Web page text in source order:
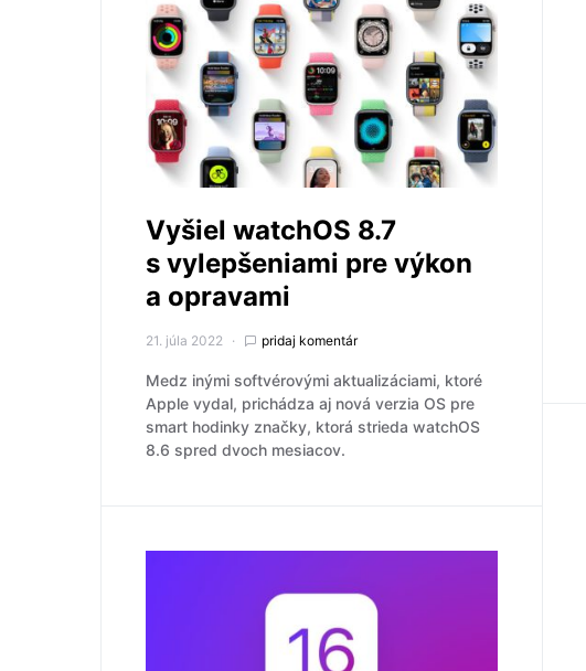
Vyšiel watchOS 8.7
s vylepšeniami pre výkon
a opravami
21. júla 2022 pridaj komentár
Medz inými softvérovými aktualizáciami, ktoré
Apple vydal, prichádza aj nová verzia OS pre
smart hodinky značky, ktorá strieda watchOS
8.6 spred dvoch mesiacov.